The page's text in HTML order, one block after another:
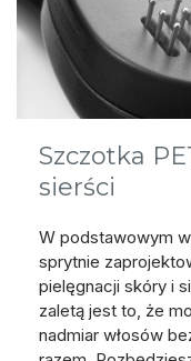
Szczotka
sierści
W podstawowym
sprytnie
pielęgnacji skóry i
zaletą jest to, że
nadmiar włosów